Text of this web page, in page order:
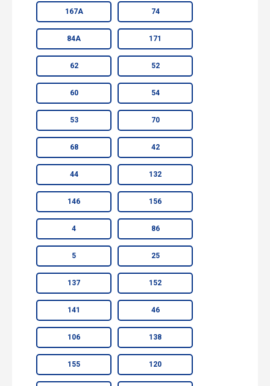
167А 74
84А 171
62 52
60 54
53 70
68 42
44 132
146 156
4 86
5 25
137 152
141 46
106 138
155 120